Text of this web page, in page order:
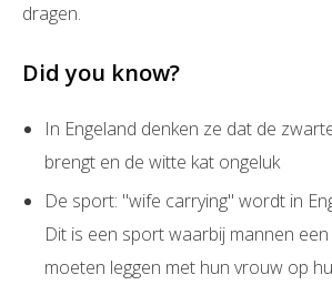
dragen.
Did you know?
In Engeland denken ze dat de
brengt en de witte kat ongeluk
De sport: ''wife carrying'' wordt in
Dit is een sport waarbij mannen
moeten leggen met hun vrouw op